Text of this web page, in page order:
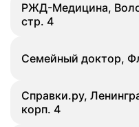
РЖД-Медицина,
стр. 4
Семейный доктор,
Справки.ру,
корп. 4